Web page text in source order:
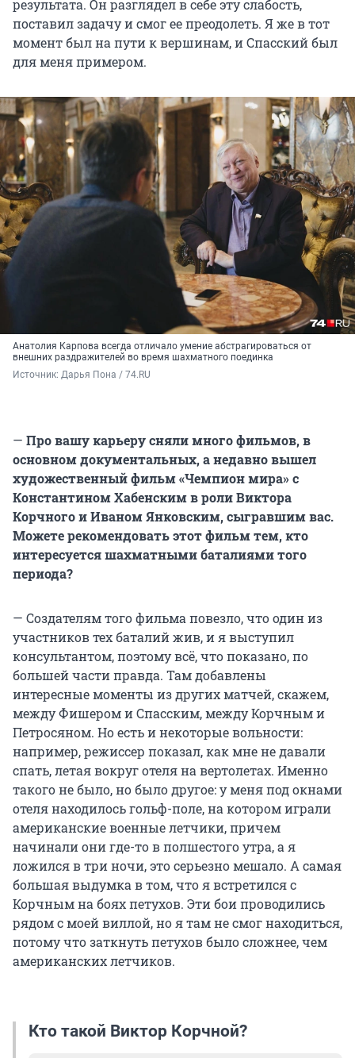
результата. Он разглядел в себе эту слабость,
поставил задачу и смог ее преодолеть. Я же в тот
момент был на пути к вершинам, и Спасский был
для меня примером.
Анатолия Карпова всегда отличало умение абстрагироваться от
внешних раздражителей во время шахматного поединка
Источник: Дарья Пона / 74.RU
— Про вашу карьеру сняли много фильмов, в
основном документальных, а недавно вышел
художественный фильм «Чемпион мира» с
Константином Хабенским в роли Виктора
Корчного и Иваном Янковским, сыгравшим вас.
Можете рекомендовать этот фильм тем, кто
интересуется шахматными баталиями того
периода?
— Создателям того фильма повезло, что один из
участников тех баталий жив, и я выступил
консультантом, поэтому всё, что показано, по
большей части правда. Там добавлены
интересные моменты из других матчей, скажем,
между Фишером и Спасским, между Корчным и
Петросяном. Но есть и некоторые вольности:
например, режиссер показал, как мне не давали
спать, летая вокруг отеля на вертолетах. Именно
такого не было, но было другое: у меня под окнами
отеля находилось гольф-поле, на котором играли
американские военные летчики, причем
начинали они где-то в полшестого утра, а я
ложился в три ночи, это серьезно мешало. А самая
большая выдумка в том, что я встретился с
Корчным на боях петухов. Эти бои проводились
рядом с моей виллой, но я там не смог находиться,
потому что заткнуть петухов было сложнее, чем
американских летчиков.
Кто такой Виктор Корчной?